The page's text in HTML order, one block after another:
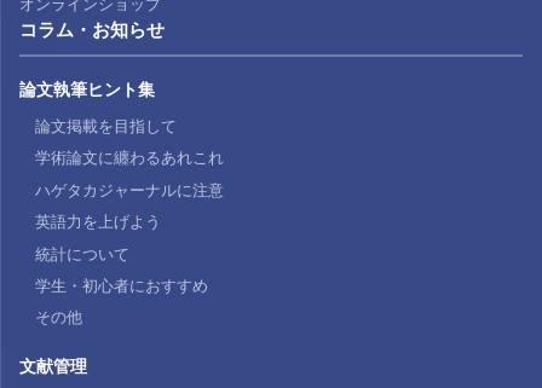
コラム・お知らせ
論文執筆ヒント集
論文掲載を目指して
学術論文に纏わるあれこれ
ハゲタカジャーナルに注意
英語力を上げよう
統計について
学生・初心者におすすめ
その他
文献管理